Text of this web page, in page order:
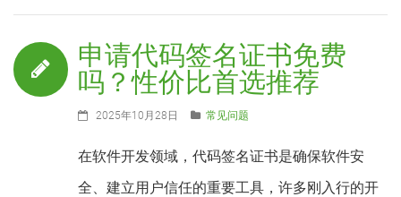
申请代码签名证书免费
吗？性价比首选推荐
2025年10月28日 常见问题
在软件开发领域，代码签名证书是确保软件安
全、建立用户信任的重要工具，许多刚入行的开